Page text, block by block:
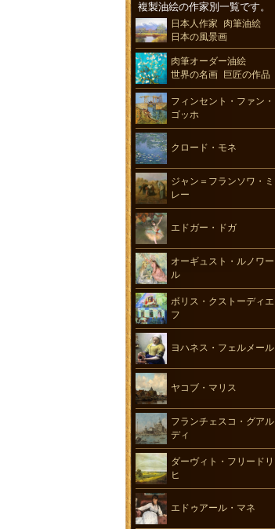
複製油絵の作家別一覧です。
日本人作家 肉筆油絵
日本の風景画
肉筆オーダー油絵
世界の名画 巨匠の作品
フィンセント・ファン・
ゴッホ
クロード・モネ
ジャン＝フランソワ・ミ
レー
エドガー・ドガ
オーギュスト・ルノワー
ル
ボリス・クストーディエ
フ
ヨハネス・フェルメール
ヤコブ・マリス
フランチェスコ・グアル
ディ
ダーヴィト・フリードリ
ヒ
エドゥアール・マネ